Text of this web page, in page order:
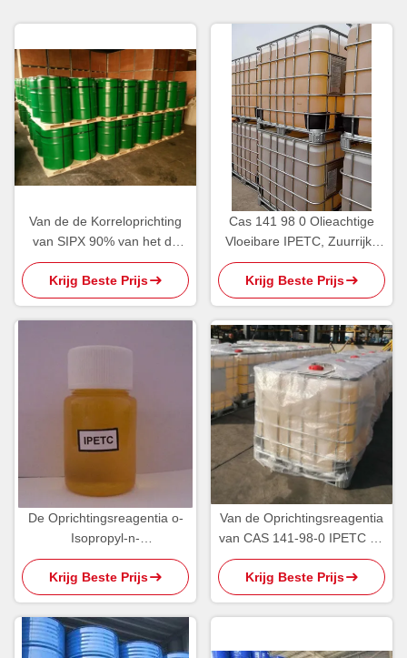
Van de de Korreloprichting
van SIPX 90% van het de
Reagentianatrium Isopropyl
Xanthogenaat
Krijg Beste Prijs
Cas 141 98 0 Olieachtige
Vloeibare IPETC, Zuurrijke
Isopropyl
Ethylthionocarbamate
Krijg Beste Prijs
De Oprichtingsreagentia o-
Isopropyl-n-
Ethylthionocarbamate IPETC
AERO 3894 van PH5 95%
Krijg Beste Prijs
Van de Oprichtingsreagentia
van CAS 141-98-0 IPETC de
Geelachtige Olieachtige
Vloeistof
Krijg Beste Prijs